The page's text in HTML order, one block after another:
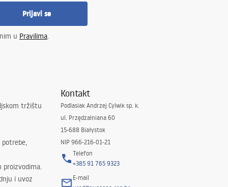
Prijavi se
u Pravilima.
tržištu
potrebe,
i uvoz
Kontakt
Podlasiak Andrzej Cylwik sp. k.
ul. Przędzalniana 60
15-688 Białystok
NIP 966-216-01-21
Telefon
+385 91 765 9323
E-mail